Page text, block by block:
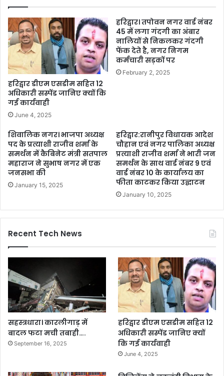
हरिद्वार डीएम एसडीम सहित 12
अधिकारी सस्पेंड जानिए क्यों कि
गई कार्यवाही
June 4, 2025
हरिद्वार। तपोवन नगर वार्ड नंबर
45 में लगा गंदगी का अंबार
नालियों से निकलकर गंदगी
फेंक देते है, नगर निगम
कर्मचारी सड़कों पर
February 2, 2025
शिवालिक नगर। भाजपा अध्यक्ष
पद के प्रत्याशी राजीव शर्मा के
समर्थन में कैबिनेट मंत्री सतपाल
महाराज ने सुभाष नगर में एक
जनसभा की
January 15, 2025
हरिद्वार:रानीपुर विधायक आदेश
चौहान एवं नगर पालिका अध्यक्ष
प्रत्याशी राजीव शर्मा ने भारी जन
समर्थन के साथ वार्ड नंबर 9 एवं
वार्ड नंबर 10 के कार्यालय का
फीता काटकर किया उद्घाटन
January 10, 2025
Recent Tech News
सहस्त्रधारा। कारलीगाड़ में
बादल फटा मची तबाही….
September 16, 2025
हरिद्वार डीएम एसडीम सहित 12
अधिकारी सस्पेंड जानिए क्यों
कि गई कार्यवाही
June 4, 2025